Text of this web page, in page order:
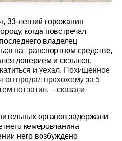
33-летний горожанин
когда повстречал
владелец
на транспортном средстве,
доверием и скрылся.
и уехал. Похищенное
он продал прохожему за 5
потратил, – сказали
органов задержали
кемеровчанина
него возбуждено